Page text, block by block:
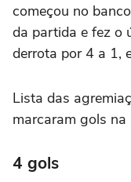
começou no
da partida e fez o
derrota por 4 a 1,
Lista das
marcaram gols
4 gols